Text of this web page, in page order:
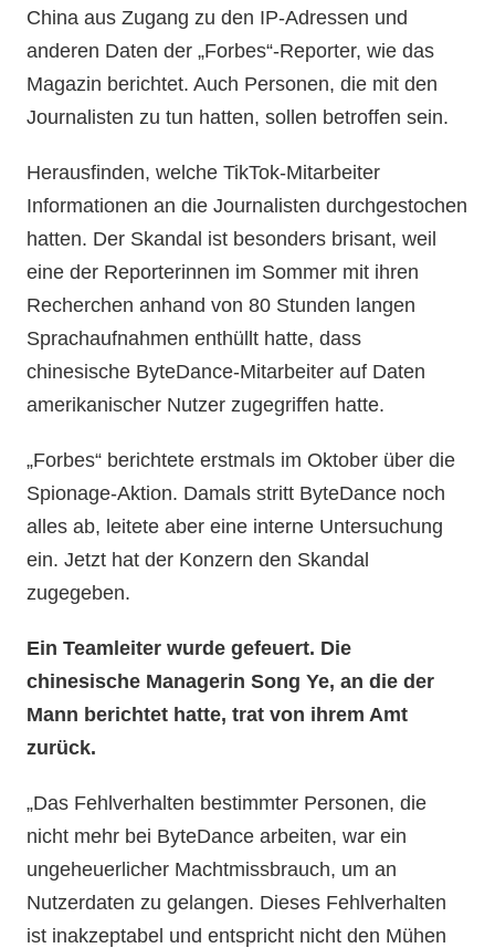
China aus Zugang zu den IP-Adressen und
anderen Daten der „Forbes“-Reporter, wie das
Magazin berichtet. Auch Personen, die mit den
Journalisten zu tun hatten, sollen betroffen sein.
Herausfinden, welche TikTok-Mitarbeiter
Informationen an die Journalisten durchgestochen
hatten. Der Skandal ist besonders brisant, weil
eine der Reporterinnen im Sommer mit ihren
Recherchen anhand von 80 Stunden langen
Sprachaufnahmen enthüllt hatte, dass
chinesische ByteDance-Mitarbeiter auf Daten
amerikanischer Nutzer zugegriffen hatte.
„Forbes“ berichtete erstmals im Oktober über die
Spionage-Aktion. Damals stritt ByteDance noch
alles ab, leitete aber eine interne Untersuchung
ein. Jetzt hat der Konzern den Skandal
zugegeben.
Ein Teamleiter wurde gefeuert. Die
chinesische Managerin Song Ye, an die der
Mann berichtet hatte, trat von ihrem Amt
zurück.
„Das Fehlverhalten bestimmter Personen, die
nicht mehr bei ByteDance arbeiten, war ein
ungeheuerlicher Machtmissbrauch, um an
Nutzerdaten zu gelangen. Dieses Fehlverhalten
ist inakzeptabel und entspricht nicht den Mühen